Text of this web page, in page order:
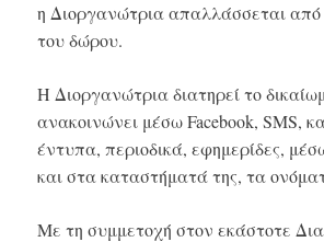
η Διοργανώτρια απαλλάσσεται από
του δώρου.
Η Διοργανώτρια διατηρεί το
ανακοινώνει μέσω Facebook, SMS,
έντυπα, περιοδικά, εφημερίδες,
και στα καταστήματά της, τα
Με τη συμμετοχή στον εκάστοτε